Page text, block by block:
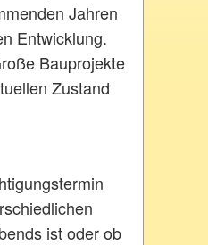
Jahren
Entwicklung.
Bauprojekte
Zustand
ist oder ob